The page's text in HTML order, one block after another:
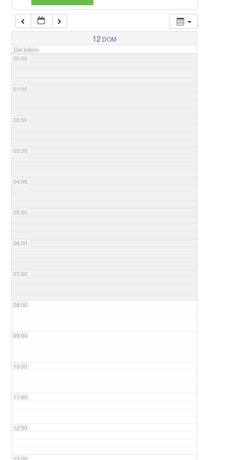
12 DOM
Dia inteiro
00:00
01:00
02:00
03:00
04:00
05:00
06:00
07:00
08:00
09:00
10:00
11:00
12:00